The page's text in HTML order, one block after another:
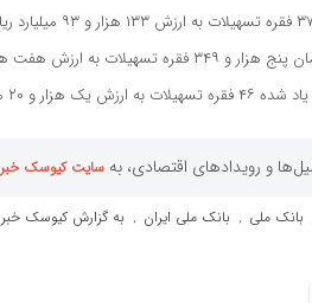
میلیارد ریال دریافت کرده است.
دریافت کرده است.
و رویدادهای اقتصادی، به سایت کیوسک خبر
بانک ملی , بانک ملی ایران , به گزارش کیوسک خبر